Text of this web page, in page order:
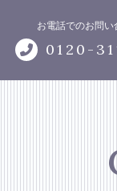
お電話でのお問い
0120-